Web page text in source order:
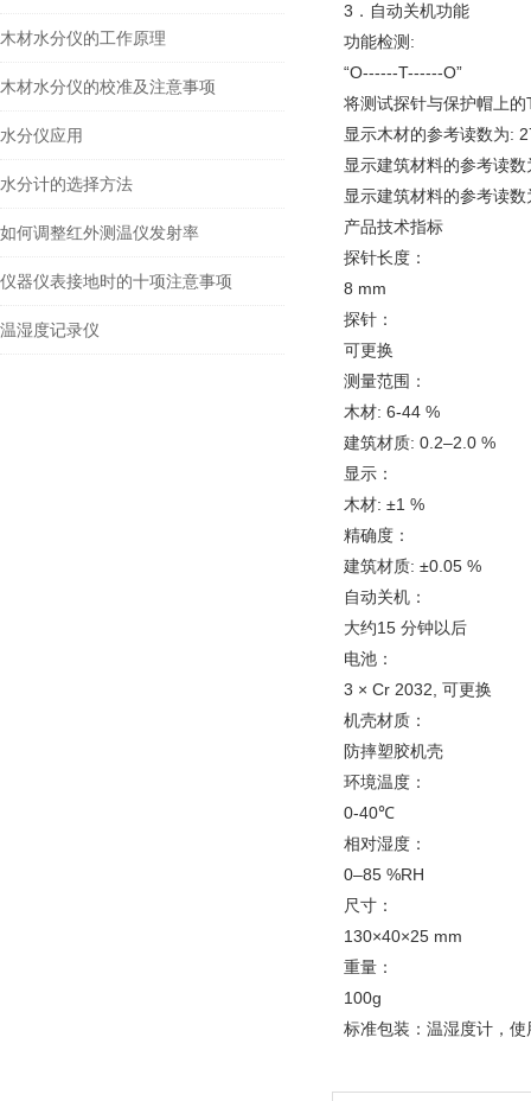
木材水分仪的工作原理
木材水分仪的校准及注意事项
水分仪应用
水分计的选择方法
如何调整红外测温仪发射率
仪器仪表接地时的十项注意事项
温湿度记录仪
3．自动关机功能
功能检测:
“O------T------O”
将测试探针与保护帽上
显示木材的参考读数为:
显示建筑材料的参考读
显示建筑材料的参考读
产品技术指标
探针长度：
8 mm
探针：
可更换
测量范围：
木材: 6-44 %
建筑材质: 0.2–2.0 %
显示：
木材: ±1 %
精确度：
建筑材质: ±0.05 %
自动关机：
大约15 分钟以后
电池：
3 × Cr 2032, 可更换
机壳材质：
防摔塑胶机壳
环境温度：
0-40℃
相对湿度：
0–85 %RH
尺寸：
130×40×25 mm
重量：
100g
标准包装：温湿度计，